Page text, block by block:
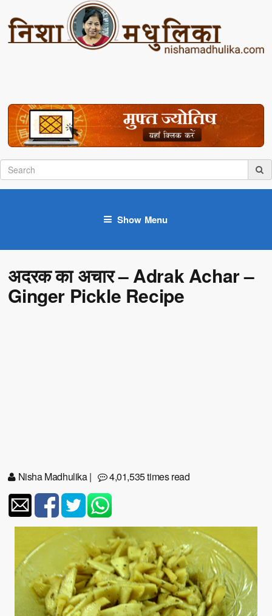
Show Menu
अदरक का अचार – Adrak Achar –
Ginger Pickle Recipe
Nisha Madhulika| 4,01,535 times read